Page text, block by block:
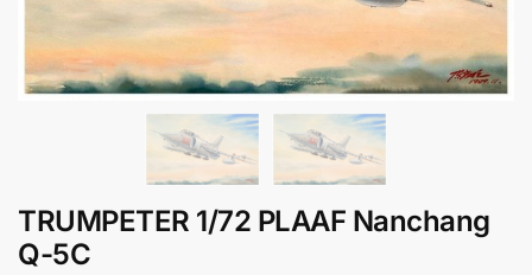
TRUMPETER 1/72 PLAAF Nanchang
Q-5C